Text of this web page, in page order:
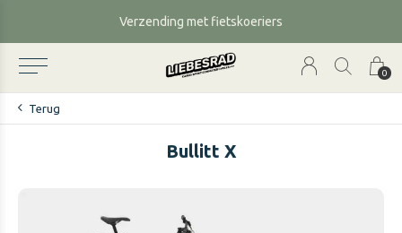
0
Verzending met fietskoeriers
Terug
Bullitt X